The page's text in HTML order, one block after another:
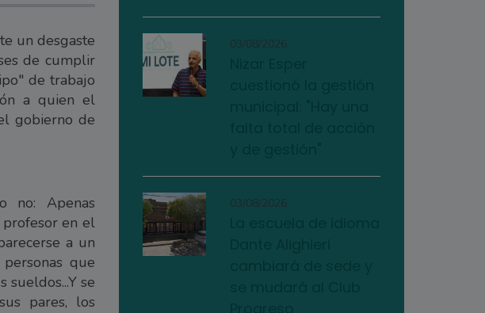
un desgaste
de cumplir
de trabajo
a quien el
gobierno de
no: Apenas
en el
a un
que
se
pares, los
03/08/2026
03/08/2026